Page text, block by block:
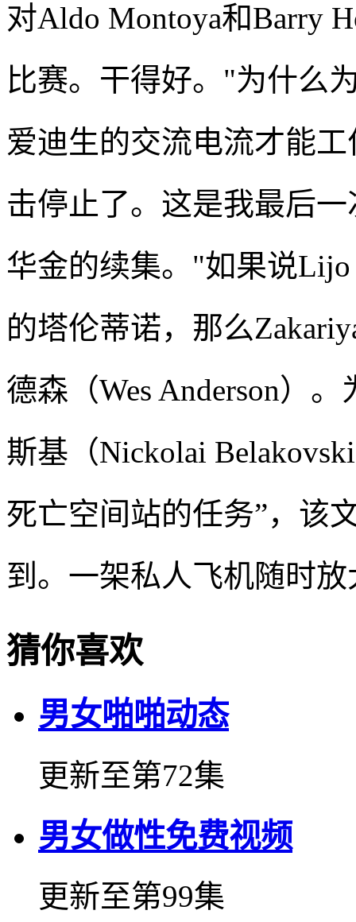
对Aldo Montoya和Barry
比赛。干得好。"为什么
爱迪生的交流电流才能
击停止了。这是我最后
华金的续集。"如果说Lijo
的塔伦蒂诺，那么
德森（Wes Anderson）
斯基（Nickolai
死亡空间站的任务”，该
到。一架私人飞机随时
猜你喜欢
男女啪啪动态
更新至第72集
男女做性免费视频
更新至第99集